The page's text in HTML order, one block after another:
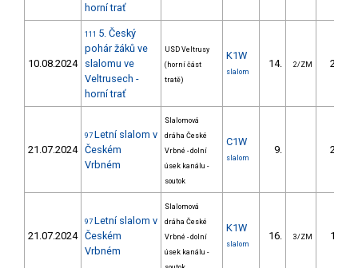
horní trať
10.08.2024
111 5. Český
pohár žáků ve
slalomu ve
Veltrusech -
horní trať
USD Veltrusy
(horní část
tratě)
K1W
slalom
14. 2/ZM 25.62
21.07.2024
97 Letní slalom v
Českém
Vrbném
Slalomová
dráha České
Vrbné - dolní
úsek kanálu -
soutok
C1W
slalom
9. 26.72
21.07.2024
97 Letní slalom v
Českém
Vrbném
Slalomová
dráha České
Vrbné - dolní
úsek kanálu -
K1W
slalom
16. 3/ZM 19.44